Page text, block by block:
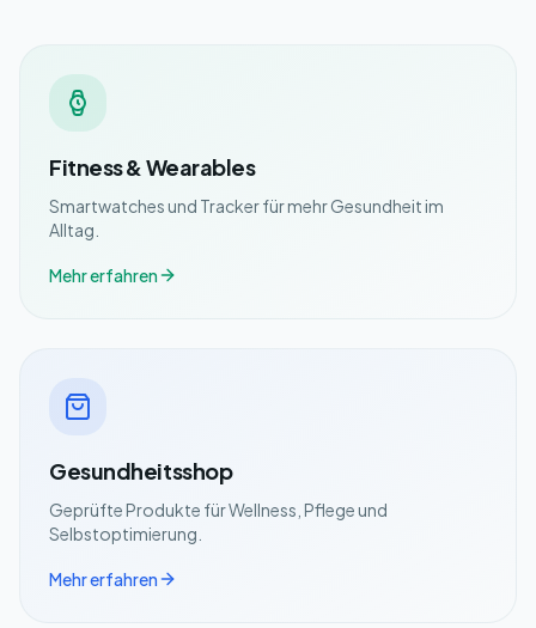
Fitness & Wearables
Smartwatches und Tracker für mehr Gesundheit im
Alltag.
Mehr erfahren
Gesundheitsshop
Geprüfte Produkte für Wellness, Pflege und
Selbstoptimierung.
Mehr erfahren